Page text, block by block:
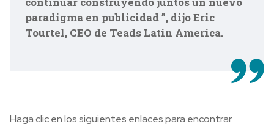
paradigma en publicidad ”, dijo Eric
Tourtel, CEO de Teads Latin America.
Haga clic en los siguientes enlaces para encontrar